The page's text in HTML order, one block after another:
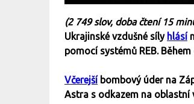
(2 749 slov, doba čtení 15
Ukrajinské vzdušné síly hlásí
pomocí systémů REB.
Včerejšíbombový úder na
Astra s odkazem na oblastní